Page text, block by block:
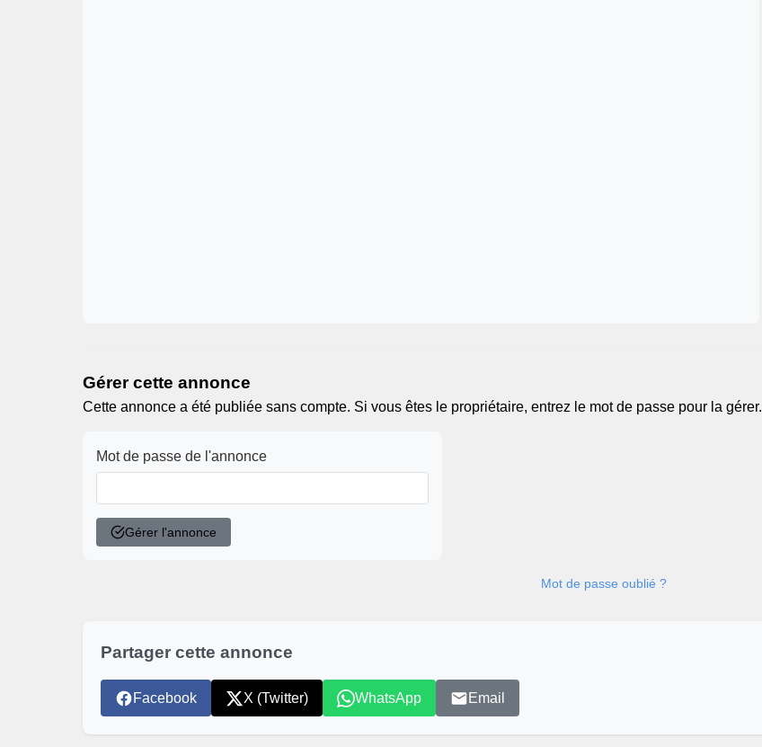
Gérer cette annonce
Cette annonce a été publiée sans compte. Si vous êtes le propriétaire, entrez le mot de passe pour la gérer.
Mot de passe de l'annonce
Gérer l'annonce
Mot de passe oublié ?
Partager cette annonce
Facebook X (Twitter) WhatsApp Email